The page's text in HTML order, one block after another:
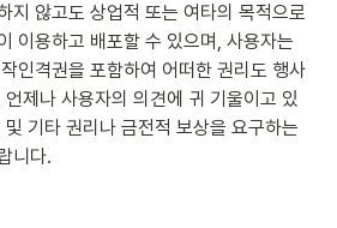
지 않고도 상업적 또는 여타의 목적으로
이용하고 배포할 수 있으며, 사용자는
인격권을 포함하여 어떠한 권리도 행사
제나 사용자의 의견에 귀 기울이고 있
기타 권리나 금전적 보상을 요구하는
니다.